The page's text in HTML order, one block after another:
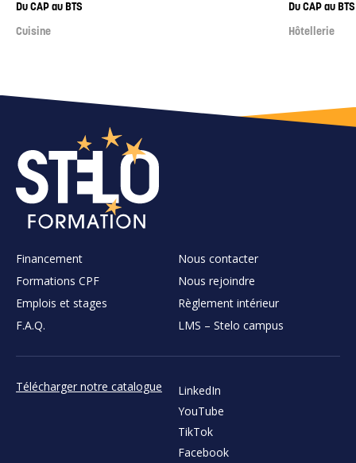
Du CAP au BTS
Cuisine
Du CAP au BTS
Hôtellerie
Financement
Formations CPF
Emplois et stages
F.A.Q.
Nous contacter
Nous rejoindre
Règlement intérieur
LMS – Stelo campus
Télécharger notre catalogue
LinkedIn
YouTube
TikTok
Facebook